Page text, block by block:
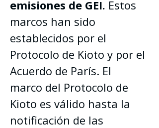
emisiones de GEI. Estos
marcos han sido
establecidos por el
Protocolo de Kioto y por el
Acuerdo de París. El
marco del Protocolo de
Kioto es válido hasta la
notificación de las